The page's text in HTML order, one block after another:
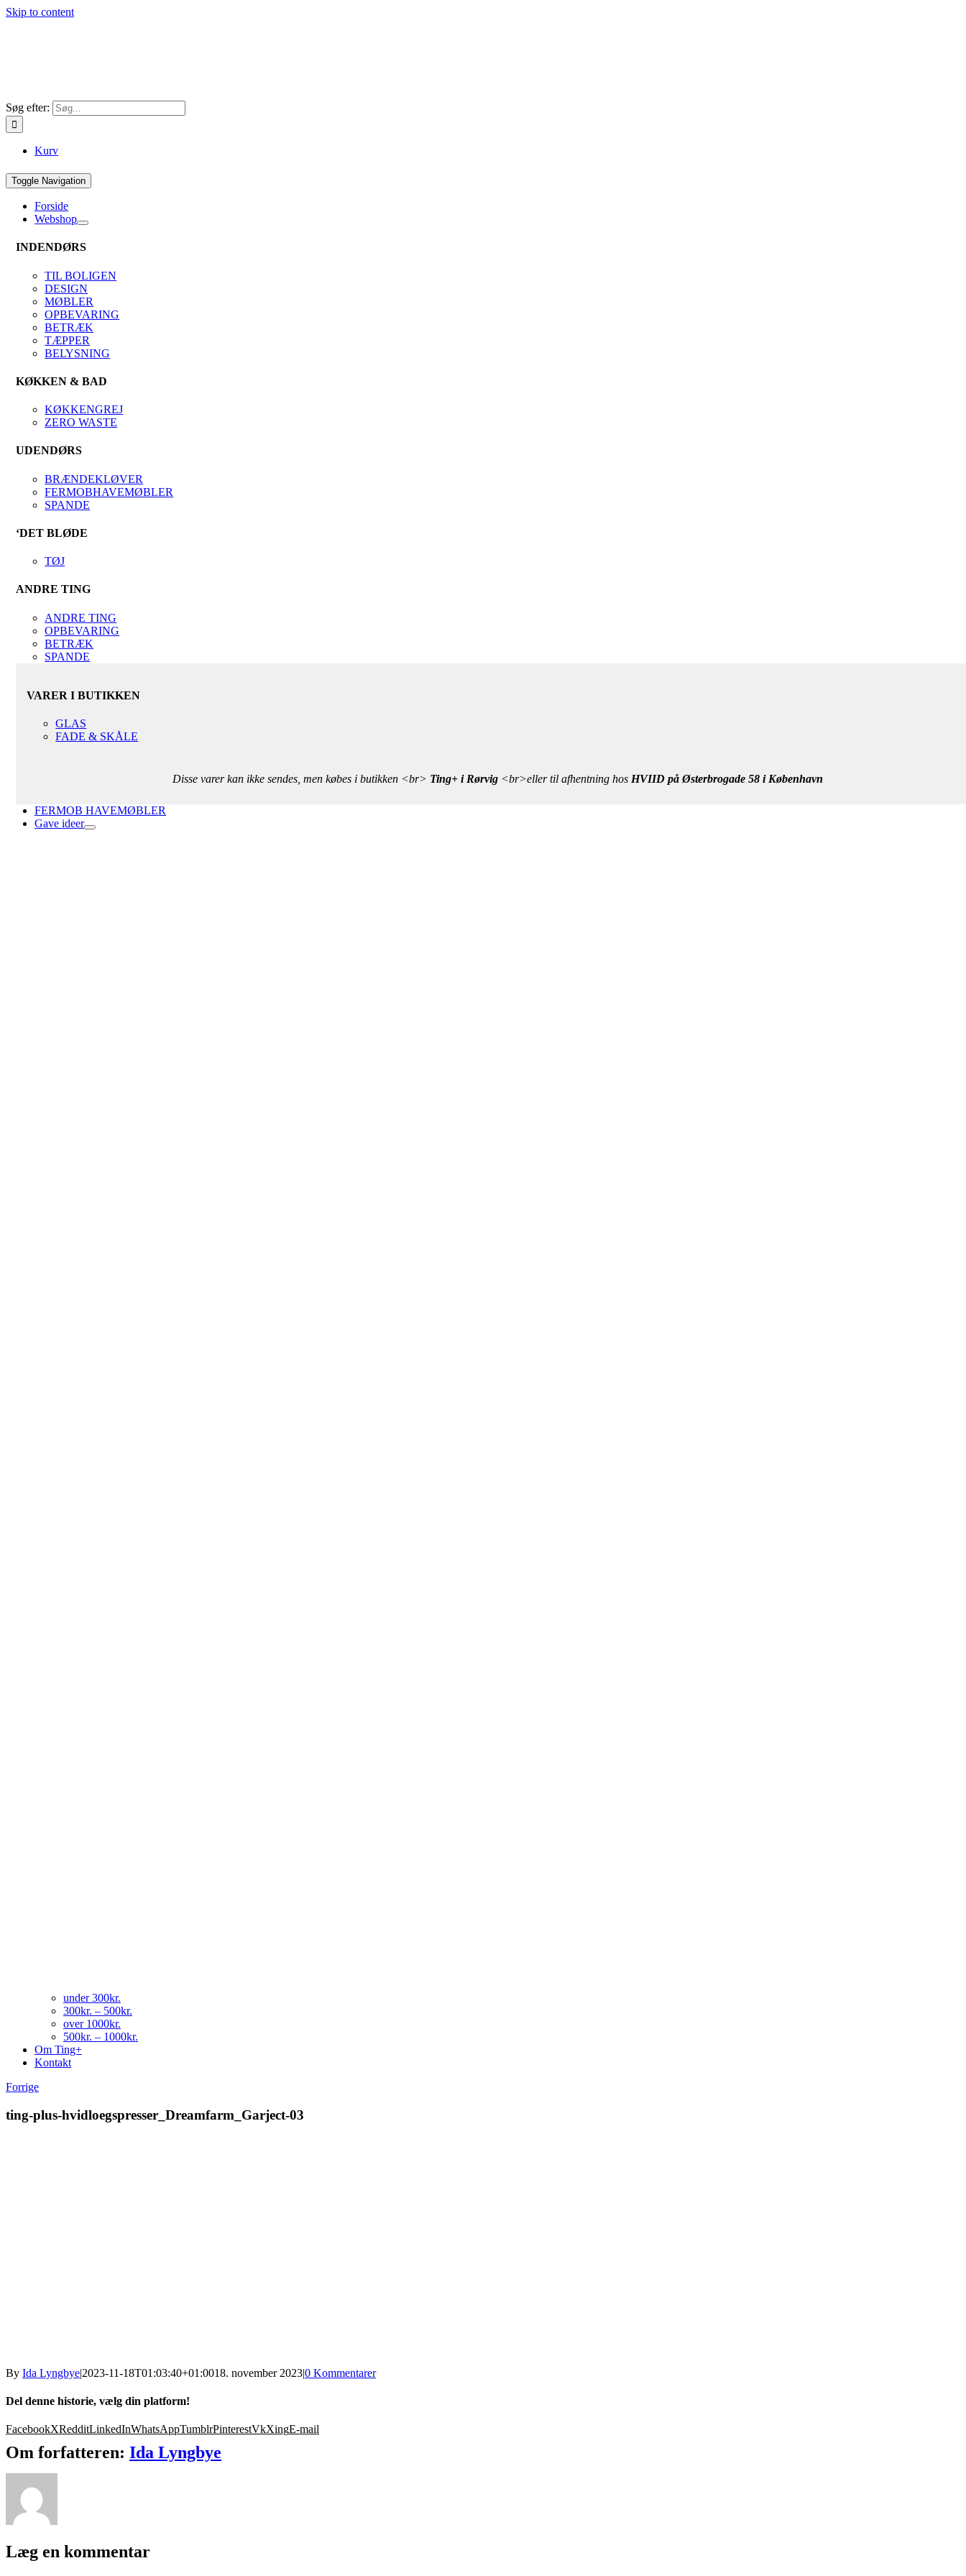
Skip to content
Søg efter:
Kurv
Toggle Navigation
Forside
Webshop
INDENDØRS
TIL BOLIGEN
DESIGN
MØBLER
OPBEVARING
BETRÆK
TÆPPER
BELYSNING
KØKKEN & BAD
KØKKENGREJ
ZERO WASTE
UDENDØRS
BRÆNDEKLØVER
FERMOBHAVEMØBLER
SPANDE
‘DET BLØDE
TØJ
ANDRE TING
ANDRE TING
OPBEVARING
BETRÆK
SPANDE
VARER I BUTIKKEN
GLAS
FADE & SKÅLE
Disse varer kan ikke sendes, men købes i butikken <br> Ting+ i Rørvig<br>eller til afhentning hos HVIID på Østerbrogade 58 i København
FERMOB HAVEMØBLER
Gave ideer
under 300kr.
300kr. – 500kr.
over 1000kr.
500kr. – 1000kr.
Om Ting+
Kontakt
Forrige
ting-plus-hvidloegspresser_Dreamfarm_Garject-03
By Ida Lyngbye|2023-11-18T01:03:40+01:0018. november 2023|0 Kommentarer
Del denne historie, vælg din platform!
FacebookXRedditLinkedInWhatsAppTumblrPinterestVkXingE-mail
Om forfatteren: Ida Lyngbye
Læg en kommentar